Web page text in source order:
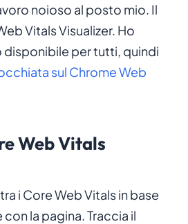
noioso al posto mio. Il
Vitals Visualizer. Ho
disponibile per tutti, quindi
sul Chrome Web
Web Vitals
i Core Web Vitals in base
la pagina. Traccia il